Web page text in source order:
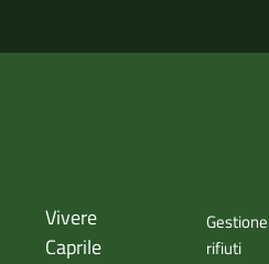
Vivere
Caprile
Gestione
rifiuti